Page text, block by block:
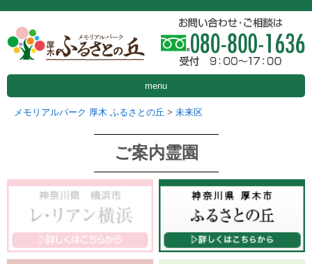
menu
メモリアルパーク 厚木 ふるさとの丘 > 未来区
ご案内霊園